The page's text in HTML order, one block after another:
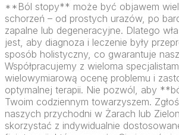
**Ból stopy** może być objawem
schorzeń – od prostych urazów, po
zapalne lub degeneracyjne. Dlatego
jest, aby diagnoza i leczenie były
sposób holistyczny, co gwarantuje
Współpracujemy z wieloma
wielowymiarową ocenę problemu i
optymalnej terapii. Nie pozwól, aby
Twoim codziennym towarzyszem.
naszych przychodni w Żarach lub
skorzystać z indywidualnie